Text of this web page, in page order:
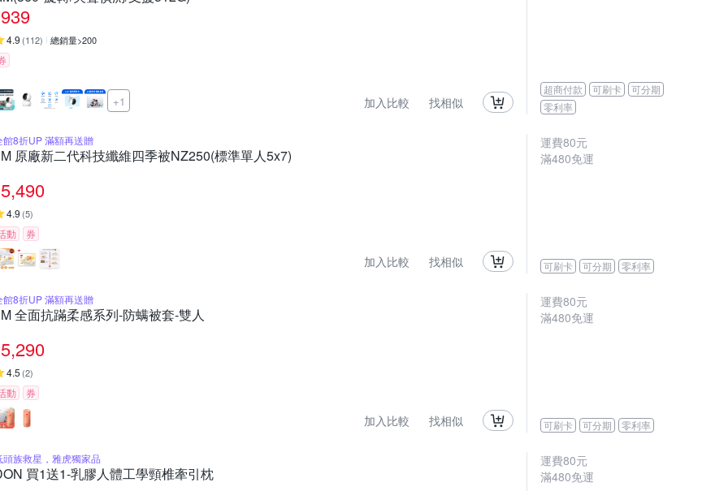
939
4.9 (112) 總銷量>200
+1 加入比較 找相似
超商付款 可刷卡
可分期
零利率
館8折UP 滿額再送贈
原廠新二代科技纖維四季被NZ250(標準單人5x7)
5,490
4.9 (5)
動 券
加入比較 找相似
運費80元
滿480免運
可刷卡 可分期 零利率
館8折UP 滿額再送贈
全面抗蹣柔感系列-防螨被套-雙人
5,290
4.5 (2)
動 券
加入比較 找相似
運費80元
滿480免運
可刷卡 可分期 零利率
頭族救星，雅虎獨家品
買1送1-乳膠人體工學頸椎牽引枕
運費80元
滿480免運